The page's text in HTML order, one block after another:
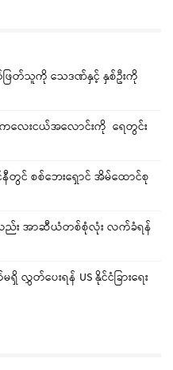
ဖြတ်သူကို သေဒဏ်နှင့် နှစ်ဦးကို
လေးငယ်အလောင်းကို ရေတွင်း
နီတွင် စစ်ဘေးရှောင် အိမ်ထောင်စု
ည်း အာဆီယံတစ်စုံလုံး လက်ခံရန်
ရှိ လွှတ်ပေးရန် US နိုင်ငံခြားရေး